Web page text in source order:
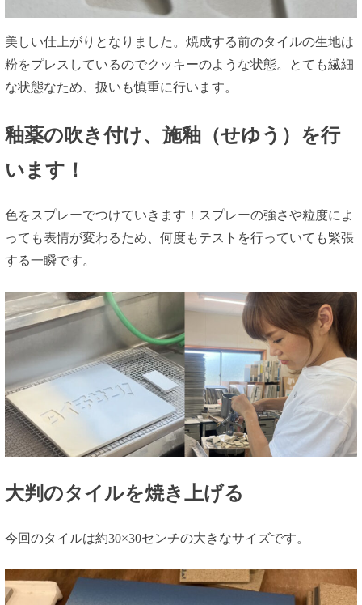
美しい仕上がりとなりました。焼成する前のタイルの生地は
粉をプレスしているのでクッキーのような状態。とても繊細
な状態なため、扱いも慎重に行います。
釉薬の吹き付け、施釉（せゆう）を行
います！
色をスプレーでつけていきます！スプレーの強さや粒度によ
っても表情が変わるため、何度もテストを行っていても緊張
する一瞬です。
大判のタイルを焼き上げる
今回のタイルは約30×30センチの大きなサイズです。